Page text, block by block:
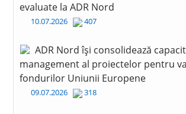
evaluate la ADR Nord
10.07.2026 407
ADR Nord își consolidează
management al proiectelor pentru
fondurilor Uniunii Europene
09.07.2026 318